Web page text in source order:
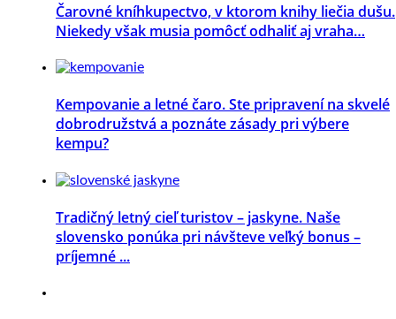
Čarovné kníhkupectvo, v ktorom knihy liečia dušu.
Niekedy však musia pomôcť odhaliť aj vraha…
Kempovanie a letné čaro. Ste pripravení na skvelé
dobrodružstvá a poznáte zásady pri výbere
kempu?
Tradičný letný cieľ turistov – jaskyne. Naše
slovensko ponúka pri návšteve veľký bonus –
príjemné ...